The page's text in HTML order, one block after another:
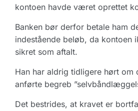
kontoen havde været oprettet
Banken bør derfor betale ham
indestående beløb, da kontoen
sikret som aftalt.
Han har aldrig tidligere hørt om
anførte begreb
Det bestrides, at kravet er